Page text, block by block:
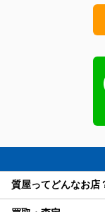
質屋ってどんなお店